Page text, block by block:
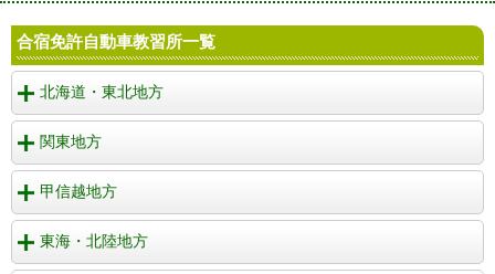
合宿免許自動車教習所一覧
北海道・東北地方
関東地方
甲信越地方
東海・北陸地方